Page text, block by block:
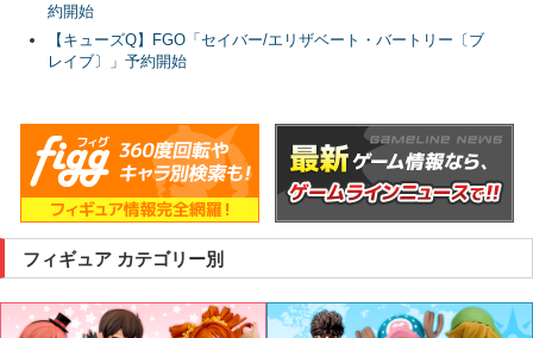
約開始
【キューズQ】FGO「セイバー/エリザベート・バートリー〔ブ
レイブ〕」予約開始
フィギュア カテゴリー別